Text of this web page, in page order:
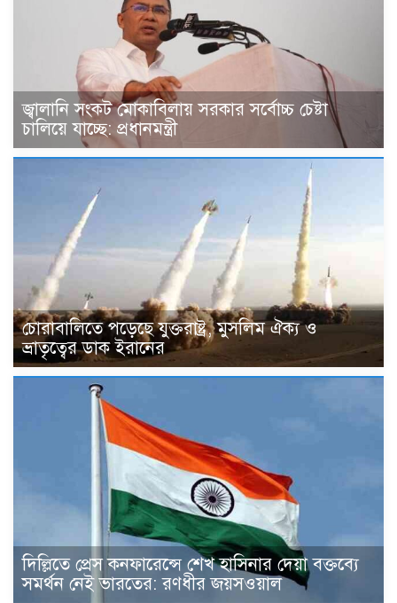
জ্বালানি সংকট মোকাবিলায় সরকার সর্বোচ্চ চেষ্টা
চালিয়ে যাচ্ছে: প্রধানমন্ত্রী
চোরাবালিতে পড়েছে যুক্তরাষ্ট্র, মুসলিম ঐক্য ও
ভ্রাতৃত্বের ডাক ইরানের
দিল্লিতে প্রেস কনফারেন্সে শেখ হাসিনার দেয়া বক্তব্যে
সমর্থন নেই ভারতের: রণধীর জয়সওয়াল